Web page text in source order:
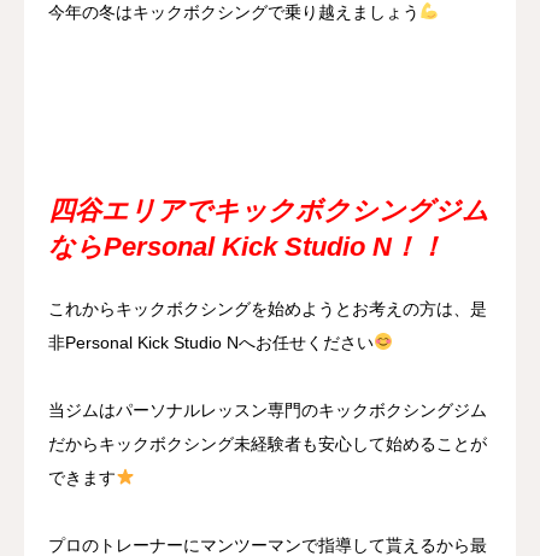
今年の冬はキックボクシングで乗り越えましょう
四谷エリアでキックボクシングジム
ならPersonal Kick Studio N！！
これからキックボクシングを始めようとお考えの方は、是
非Personal Kick Studio Nへお任せください
当ジムはパーソナルレッスン専門のキックボクシングジム
だからキックボクシング未経験者も安心して始めることが
できます
プロのトレーナーにマンツーマンで指導して貰えるから最